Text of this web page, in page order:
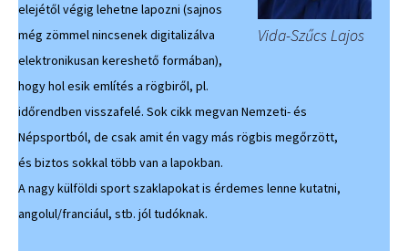
Vida-Szűcs Lajos
elejétől végig lehetne lapozni (sajnos
még zömmel nincsenek digitalizálva
elektronikusan kereshető formában),
hogy hol esik említés a rögbiről, pl.
időrendben visszafelé. Sok cikk megvan Nemzeti- és
Népsportból, de csak amit én vagy más rögbis megőrzött,
és biztos sokkal több van a lapokban.
A nagy külföldi sport szaklapokat is érdemes lenne kutatni,
angolul/franciául, stb. jól tudóknak.